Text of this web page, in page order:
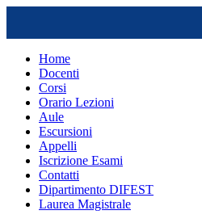
Home
Docenti
Corsi
Orario Lezioni
Aule
Escursioni
Appelli
Iscrizione Esami
Contatti
Dipartimento DIFEST
Laurea Magistrale